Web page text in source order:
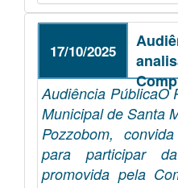
17/10/2025
Audiência PúblicaO
Municipal de Santa
Pozzobom,
para participar
promovida pela